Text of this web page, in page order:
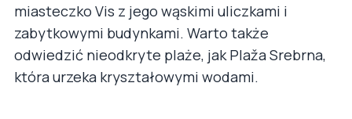
miasteczko Vis z jego wąskimi uliczkami i
zabytkowymi budynkami. Warto także
odwiedzić nieodkryte plaże, jak Plaža Srebrna,
która urzeka kryształowymi wodami.